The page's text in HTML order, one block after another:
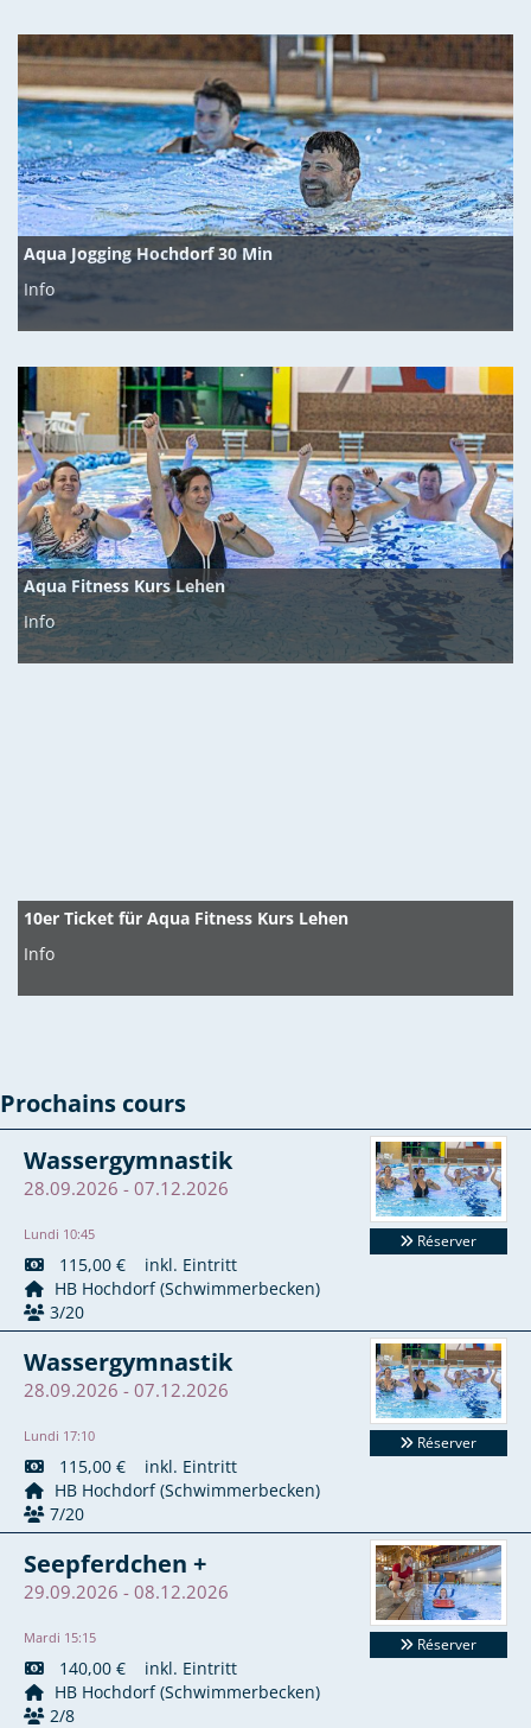
Aqua Jogging Hochdorf 30 Min
Info
Aqua Fitness Kurs Lehen
Info
10er Ticket für Aqua Fitness Kurs Lehen
Info
Prochains cours
Wassergymnastik
28.09.2026 - 07.12.2026
Lundi 10:45
115,00 € inkl. Eintritt
HB Hochdorf (Schwimmerbecken)
3/20
Réserver
Wassergymnastik
28.09.2026 - 07.12.2026
Lundi 17:10
115,00 € inkl. Eintritt
HB Hochdorf (Schwimmerbecken)
7/20
Réserver
Seepferdchen +
29.09.2026 - 08.12.2026
Mardi 15:15
140,00 € inkl. Eintritt
HB Hochdorf (Schwimmerbecken)
2/8
Réserver